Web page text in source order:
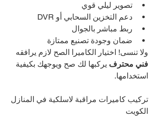
تصوير ليلي قوي
دعم التخزين السحابي أو DVR
ربط مباشر بالجوال
ضمان وجودة تصنيع ممتازة
ولا تنسى! اختيار الكاميرا الصح لازم يرافقه
فني محترف يركبها لك صح ويوجهك بكيفية
استخدامها.
تركيب كاميرات مراقبة لاسلكية في المنازل
الكويت